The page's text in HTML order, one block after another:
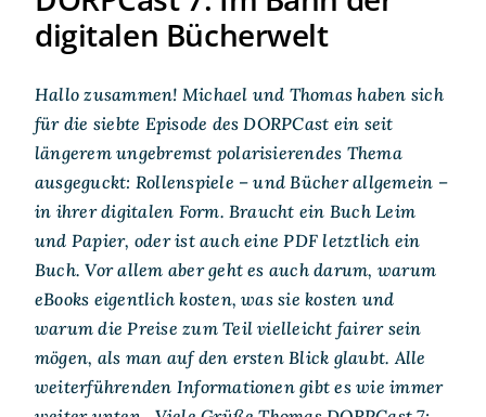
digitalen Bücherwelt
Hallo zusammen! Michael und Thomas haben sich
für die siebte Episode des DORPCast ein seit
längerem ungebremst polarisierendes Thema
ausgeguckt: Rollenspiele – und Bücher allgemein –
in ihrer digitalen Form. Braucht ein Buch Leim
und Papier, oder ist auch eine PDF letztlich ein
Buch. Vor allem aber geht es auch darum, warum
eBooks eigentlich kosten, was sie kosten und
warum die Preise zum Teil vielleicht fairer sein
mögen, als man auf den ersten Blick glaubt. Alle
weiterführenden Informationen gibt es wie immer